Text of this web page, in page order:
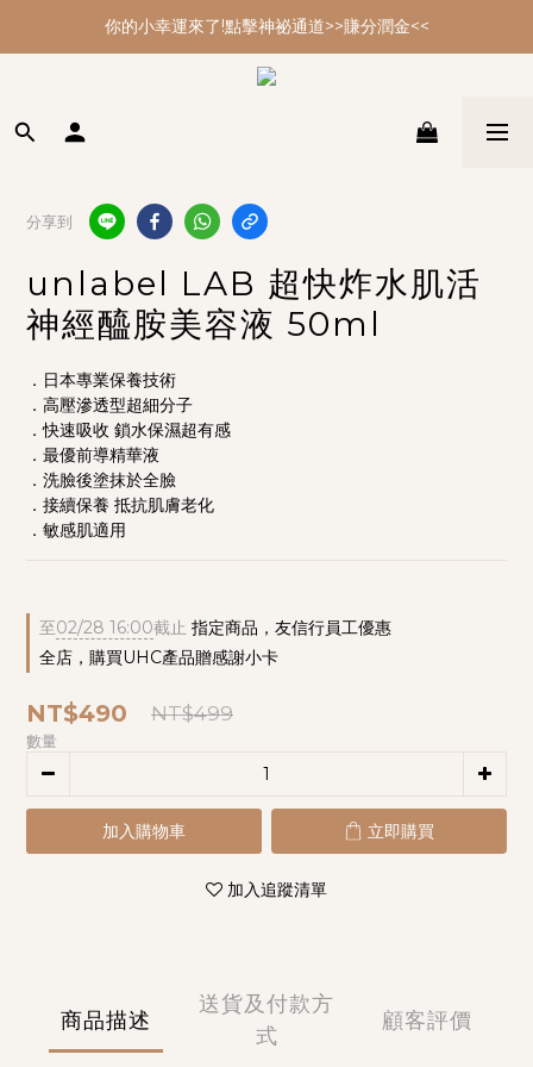
你的小幸運來了!點擊神祕通道>>賺分潤金<<
你的小幸運來了!點擊神祕通道>>賺分潤金<<
年節大掃除 最強多功能黑皂特惠
你的小幸運來了!點擊神祕通道>>賺分潤金<<
分享到
unlabel LAB 超快炸水肌活
神經醯胺美容液 50ml
．日本專業保養技術
．高壓滲透型超細分子
．快速吸收 鎖水保濕超有感
．最優前導精華液
．洗臉後塗抹於全臉
．接續保養 抵抗肌膚老化
．敏感肌適用
至02/28 16:00截止 指定商品，友信行員工優惠
全店，購買UHC產品贈感謝小卡
NT$490 NT$499
數量
加入購物車 立即購買
加入追蹤清單
商品描述
送貨及付款方
式
顧客評價